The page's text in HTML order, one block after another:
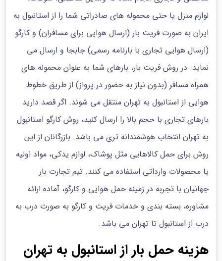
لوازم منزل یا حتی محموله های صادراتی شما را از استانبول به
ایران به صورت فریت بار (ارسال هوایی برای مسافران) و کارگو
(ارسال هوایی تجاری با بارنامه رسمی) جابجا و ارسال می
نماید. در روش فریت بار، بارهای شما به عنوان محموله های
همراه مسافر (بدون نیاز به حضور در پرواز) از طریق خطوط
هوایی از استانبول به تهران منتقل می شوند. اگر قصد دارید
بارهای تجاری با حجم بالا را ارسال کنید، روش کارگو استانبول
به تهران انتخاب هوشمندانه‌ تری می باشد. بازرگانان از این
روش برای حمل کالاهایی مثل پوشاک، لوازم یدکی، مواد اولیه
یا محصولات وارداتی استفاده می کنند. تیم تجارت بار
جهانیان با تجربه در زمینه حمل هوایی و کارگو، آماده ارائه
مشاوره، بسته بندی و خدمات فریت و کارگو به صورت درب به
درب از استانبول تا تهران می باشد.
هزینه حمل بار از استانبول به تهران